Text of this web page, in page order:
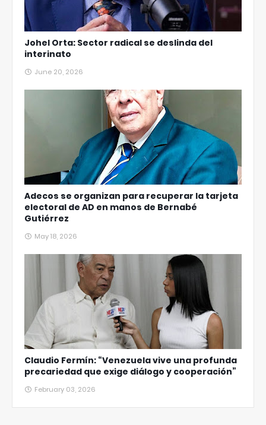
Johel Orta: Sector radical se deslinda del
interinato
June 20, 2026
Adecos se organizan para recuperar la tarjeta
electoral de AD en manos de Bernabé
Gutiérrez
May 18, 2026
Claudio Fermín: “Venezuela vive una profunda
precariedad que exige diálogo y cooperación”
February 03, 2026